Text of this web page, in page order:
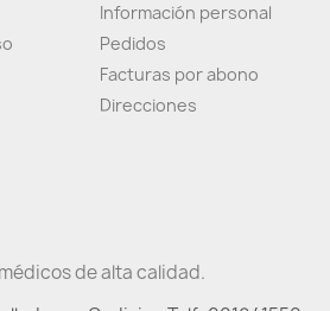
Información personal
Pedidos
Facturas por abono
Direcciones
de alta calidad.